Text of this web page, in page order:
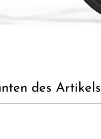
des Artikels